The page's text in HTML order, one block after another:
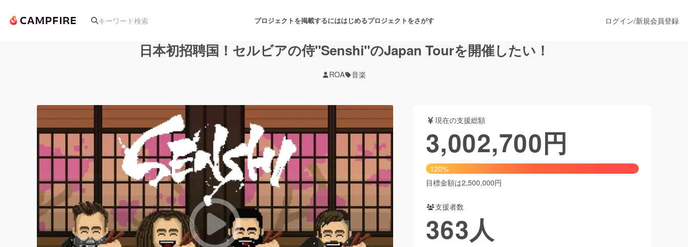
プロジェクトを掲載するにははじめるプロジェクトをさがす
アート・写真 音楽 舞台・パフォーマンス
テクノロジー・ガジェット ゲーム・サービス開発 フード・飲食店 ファッション
映像・映画 書籍・雑誌出版 アニメ・漫画
ビジネス・起業 チャレンジ ビューティー・ヘルスケア
まちづくり・地域活性化
ログイン/新規会員登録
日本初招聘国！セルビアの侍"Senshi"のJapan Tourを開催したい！
ROA 音楽
現在の支援総額
3,002,700円
120%
目標金額は2,500,000円
支援者数
363人